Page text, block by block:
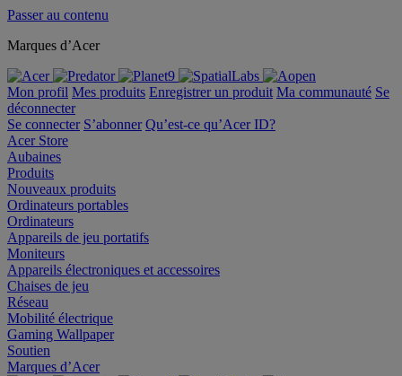
Passer au contenu
Marques d’Acer
Mon profil Mes produits Enregistrer un produit Ma communauté Se
déconnecter
Se connecter S’abonner Qu’est-ce qu’Acer ID?
Acer Store
Aubaines
Produits
Nouveaux produits
Ordinateurs portables
Ordinateurs
Appareils de jeu portatifs
Moniteurs
Appareils électroniques et accessoires
Chaises de jeu
Réseau
Mobilité électrique
Gaming Wallpaper
Soutien
Marques d’Acer